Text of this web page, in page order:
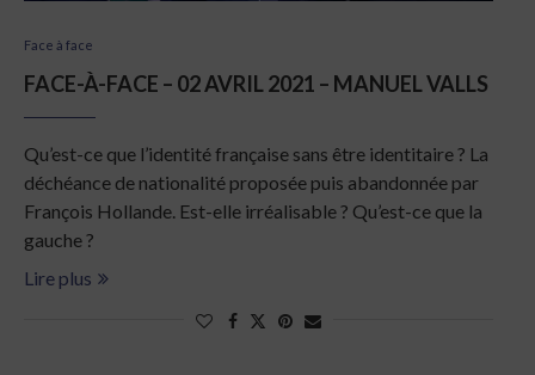
Face à face
FACE-À-FACE – 02 AVRIL 2021 – MANUEL VALLS
Qu’est-ce que l’identité française sans être identitaire ? La
déchéance de nationalité proposée puis abandonnée par
François Hollande. Est-elle irréalisable ? Qu’est-ce que la
gauche ?
Lire plus